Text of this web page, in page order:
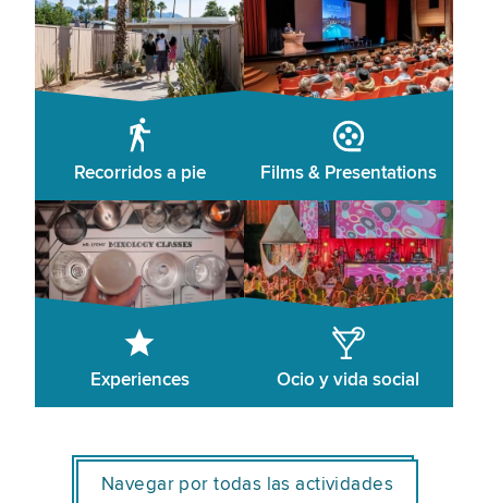
Recorridos a pie Films & Presentations
Experiences Ocio y vida social
Navegar por todas las actividades